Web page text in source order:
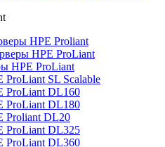
HPE Proliant
HPE ProLiant
HPE ProLiant
ProLiant SL Scalable
ProLiant DL160
ProLiant DL180
Proliant DL20
ProLiant DL325
ProLiant DL360